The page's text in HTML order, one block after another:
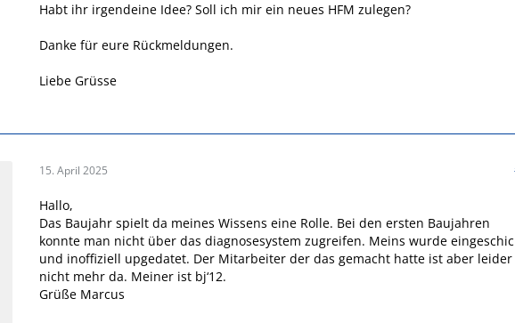
Habt ihr irgendeine Idee? Soll ich mir ein neues HFM zulegen?
Danke für eure Rückmeldungen.
Liebe Grüsse
15. April 2025
Hallo,
Das Baujahr spielt da meines Wissens eine Rolle. Bei den ersten Baujahren
konnte man nicht über das diagnosesystem zugreifen. Meins wurde
und inoffiziell upgedatet. Der Mitarbeiter der das gemacht hatte ist aber leider
nicht mehr da. Meiner ist bj‘12.
Grüße Marcus